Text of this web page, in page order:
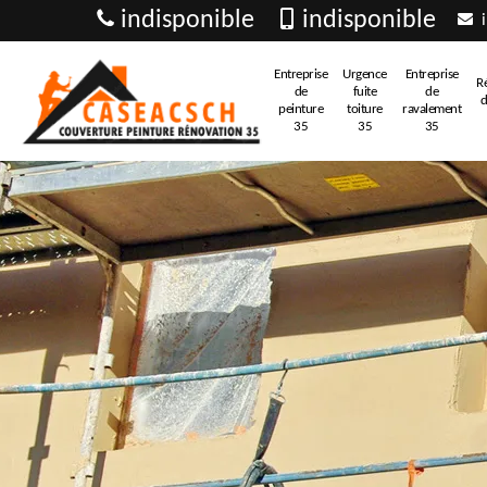
indisponible indisponible
Entreprise
de
peinture
35
Urgence
fuite
toiture
35
Entreprise
de
ravalement
35